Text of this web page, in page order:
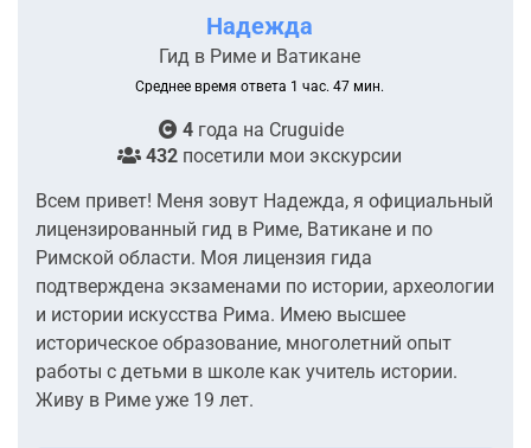
Надежда
Гид в Риме и Ватикане
Среднее время ответа 1 час. 47 мин.
4года на Cruguide
432 посетили мои экскурсии
Всем привет! Меня зовут Надежда, я официальный
лицензированный гид в Риме, Ватикане и по
Римской области. Моя лицензия гида
подтверждена экзаменами по истории, археологии
и истории искусства Рима. Имею высшее
историческое образование, многолетний опыт
работы с детьми в школе как учитель истории.
Живу в Риме уже 19 лет.